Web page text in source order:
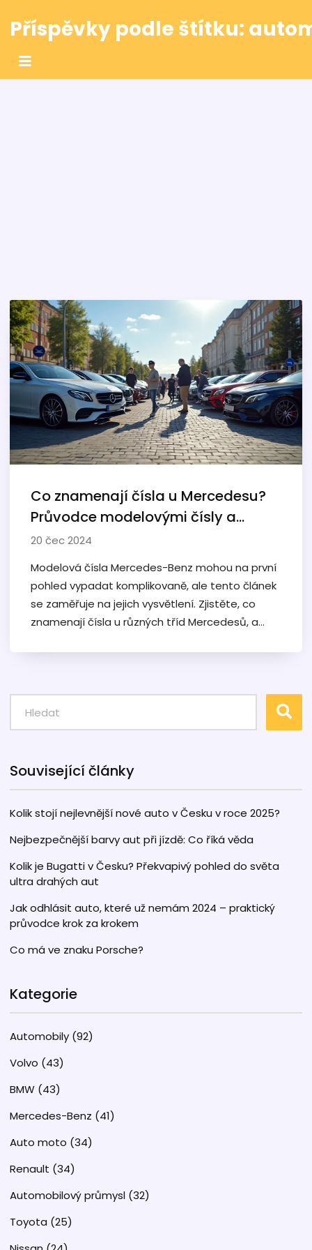
Příspěvky podle štítku:
Co znamenají čísla u Mercedesu?
Průvodce modelovými čísly a
třídami
20 čec 2024
Modelová čísla Mercedes-Benz mohou na první
pohled vypadat komplikovaně, ale tento článek
se zaměřuje na jejich vysvětlení. Zjistěte, co
znamenají čísla u různých tříd Mercedesů, a
Související články
Kolik stojí nejlevnější nové auto v Česku v roce 2025?
Nejbezpečnější barvy aut při jízdě: Co říká věda
Kolik je Bugatti v Česku? Překvapivý pohled do světa
ultra drahých aut
Jak odhlásit auto, které už nemám 2024 – praktický
průvodce krok za krokem
Co má ve znaku Porsche?
Kategorie
Automobily (92)
Volvo (43)
BMW (43)
Mercedes-Benz (41)
Auto moto (34)
Renault (34)
Automobilový průmysl (32)
Toyota (25)